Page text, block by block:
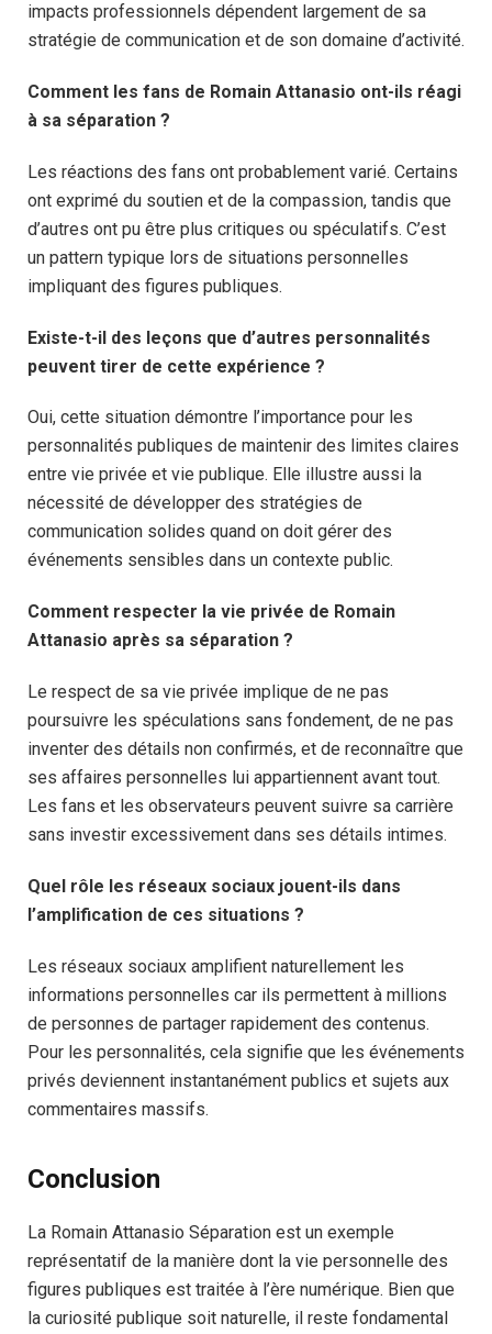
impacts professionnels dépendent largement de sa
stratégie de communication et de son domaine d’activité.
Comment les fans de Romain Attanasio ont-ils réagi
à sa séparation ?
Les réactions des fans ont probablement varié. Certains
ont exprimé du soutien et de la compassion, tandis que
d’autres ont pu être plus critiques ou spéculatifs. C’est
un pattern typique lors de situations personnelles
impliquant des figures publiques.
Existe-t-il des leçons que d’autres personnalités
peuvent tirer de cette expérience ?
Oui, cette situation démontre l’importance pour les
personnalités publiques de maintenir des limites claires
entre vie privée et vie publique. Elle illustre aussi la
nécessité de développer des stratégies de
communication solides quand on doit gérer des
événements sensibles dans un contexte public.
Comment respecter la vie privée de Romain
Attanasio après sa séparation ?
Le respect de sa vie privée implique de ne pas
poursuivre les spéculations sans fondement, de ne pas
inventer des détails non confirmés, et de reconnaître que
ses affaires personnelles lui appartiennent avant tout.
Les fans et les observateurs peuvent suivre sa carrière
sans investir excessivement dans ses détails intimes.
Quel rôle les réseaux sociaux jouent-ils dans
l’amplification de ces situations ?
Les réseaux sociaux amplifient naturellement les
informations personnelles car ils permettent à millions
de personnes de partager rapidement des contenus.
Pour les personnalités, cela signifie que les événements
privés deviennent instantanément publics et sujets aux
commentaires massifs.
Conclusion
La Romain Attanasio Séparation est un exemple
représentatif de la manière dont la vie personnelle des
figures publiques est traitée à l’ère numérique. Bien que
la curiosité publique soit naturelle, il reste fondamental